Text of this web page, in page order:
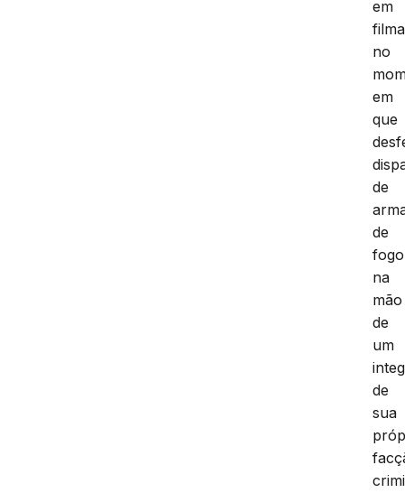
em
no
em
que
de
de
fogo
na
mão
de
um
de
sua